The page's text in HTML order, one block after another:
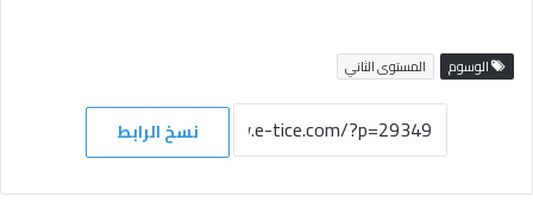
الوسوم المستوى الثاني
نسخ الرابط